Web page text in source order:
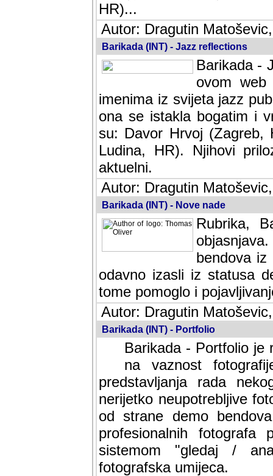
HR)...
Autor: Dragutin
Barikada (INT) - Jazz reflections
Barikada -
ovom web
imenima iz svijeta jazz
ona se istakla bogatim i
su: Davor Hrvoj (Zagreb,
Ludina, HR). Njihovi
aktuelni.
Autor: Dragutin
Barikada (INT) - Nove nade
Rubrika,
bendova
odavno izasli iz statusa
tome pomoglo i
Autor: Dragutin
Barikada (INT) - Portfolio
Barikada - Portfolio je
na vaznost
predstavljanja rada
nerijetko neupotrebljive
od strane demo
profesionalnih fotografa
sistemom "gledaj /
fotografska umijeca.